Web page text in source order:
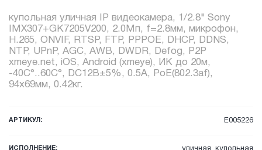
купольная уличная IP видеокамера, 1/2.8" Sony
IMX307+GK7205V200, 2.0Мп, f=2.8мм, микрофон,
H.265, ONVIF, RTSP, FTP, PPPOE, DHCP, DDNS,
NTP, UPnP, AGC, AWB, DWDR, Defog, P2P
xmeye.net, iOS, Android (xmeye), ИК до 20м,
-40C°..60C°, DC12В±5%, 0.5А, PoE(802.3af),
94x69мм, 0.42кг.
АРТИКУЛ: E005226
ИСПОЛНЕНИЕ: